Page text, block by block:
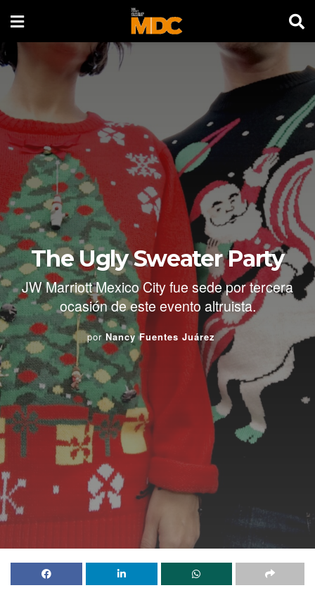
The Ugly Sweater Party
JW Marriott Mexico City fue sede por tercera
ocasión de este evento altruista.
por Nancy Fuentes Juárez